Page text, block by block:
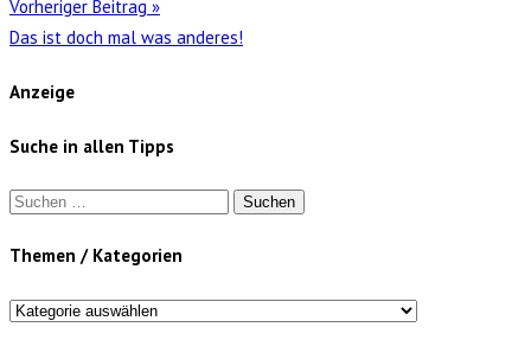
Vorheriger Beitrag »
Das ist doch mal was anderes!
Anzeige
Suche in allen Tipps
Suchen
Themen / Kategorien
Themen